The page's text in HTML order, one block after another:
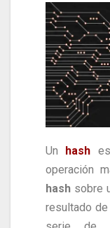
Un hash
operación
hash sobre
resultado